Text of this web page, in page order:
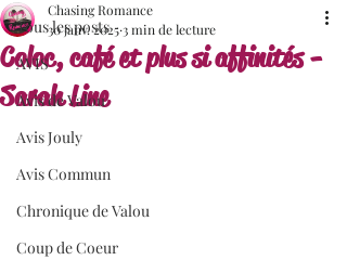
Tous les posts
AVIS
Avis de Valou
Avis Jouly
Avis Commun
Chronique de Valou
Coup de Coeur
Coloc, café et plus si affinités -
Sarah Line
Chasing Romance
30 janv. 20253 min de lecture